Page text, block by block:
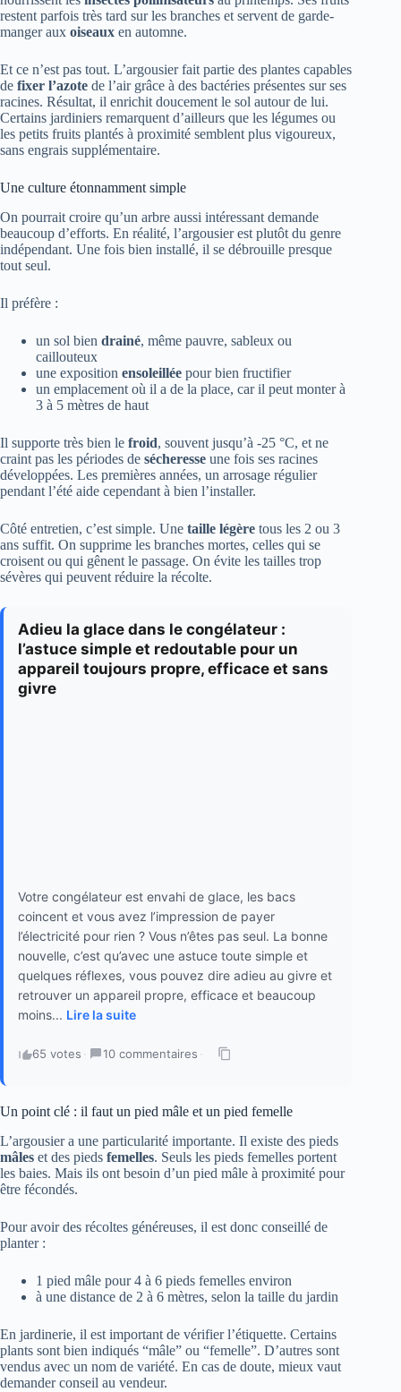
restent parfois très tard sur les branches et servent de garde-
manger aux oiseaux en automne.
Et ce n’est pas tout. L’argousier fait partie des plantes capables
de fixer l’azote de l’air grâce à des bactéries présentes sur ses
racines. Résultat, il enrichit doucement le sol autour de lui.
Certains jardiniers remarquent d’ailleurs que les légumes ou
les petits fruits plantés à proximité semblent plus vigoureux,
sans engrais supplémentaire.
Une culture étonnamment simple
On pourrait croire qu’un arbre aussi intéressant demande
beaucoup d’efforts. En réalité, l’argousier est plutôt du genre
indépendant. Une fois bien installé, il se débrouille presque
tout seul.
Il préfère :
un sol bien drainé, même pauvre, sableux ou
caillouteux
une exposition ensoleillée pour bien fructifier
un emplacement où il a de la place, car il peut monter à
3 à 5 mètres de haut
Il supporte très bien le froid, souvent jusqu’à -25 °C, et ne
craint pas les périodes de sécheresse une fois ses racines
développées. Les premières années, un arrosage régulier
pendant l’été aide cependant à bien l’installer.
Côté entretien, c’est simple. Une taille légère tous les 2 ou 3
ans suffit. On supprime les branches mortes, celles qui se
croisent ou qui gênent le passage. On évite les tailles trop
sévères qui peuvent réduire la récolte.
Adieu la glace dans le congélateur :
l’astuce simple et redoutable pour un
appareil toujours propre, efficace et sans
givre
Votre congélateur est envahi de glace, les bacs
coincent et vous avez l’impression de payer
l’électricité pour rien ? Vous n’êtes pas seul. La bonne
nouvelle, c’est qu’avec une astuce toute simple et
quelques réflexes, vous pouvez dire adieu au givre et
retrouver un appareil propre, efficace et beaucoup
moins... Lire la suite
65 votes · 10 commentaires ·
Un point clé : il faut un pied mâle et un pied femelle
L’argousier a une particularité importante. Il existe des pieds
mâles et des pieds femelles. Seuls les pieds femelles portent
les baies. Mais ils ont besoin d’un pied mâle à proximité pour
être fécondés.
Pour avoir des récoltes généreuses, il est donc conseillé de
planter :
1 pied mâle pour 4 à 6 pieds femelles environ
à une distance de 2 à 6 mètres, selon la taille du jardin
En jardinerie, il est important de vérifier l’étiquette. Certains
plants sont bien indiqués “mâle” ou “femelle”. D’autres sont
vendus avec un nom de variété. En cas de doute, mieux vaut
demander conseil au vendeur.